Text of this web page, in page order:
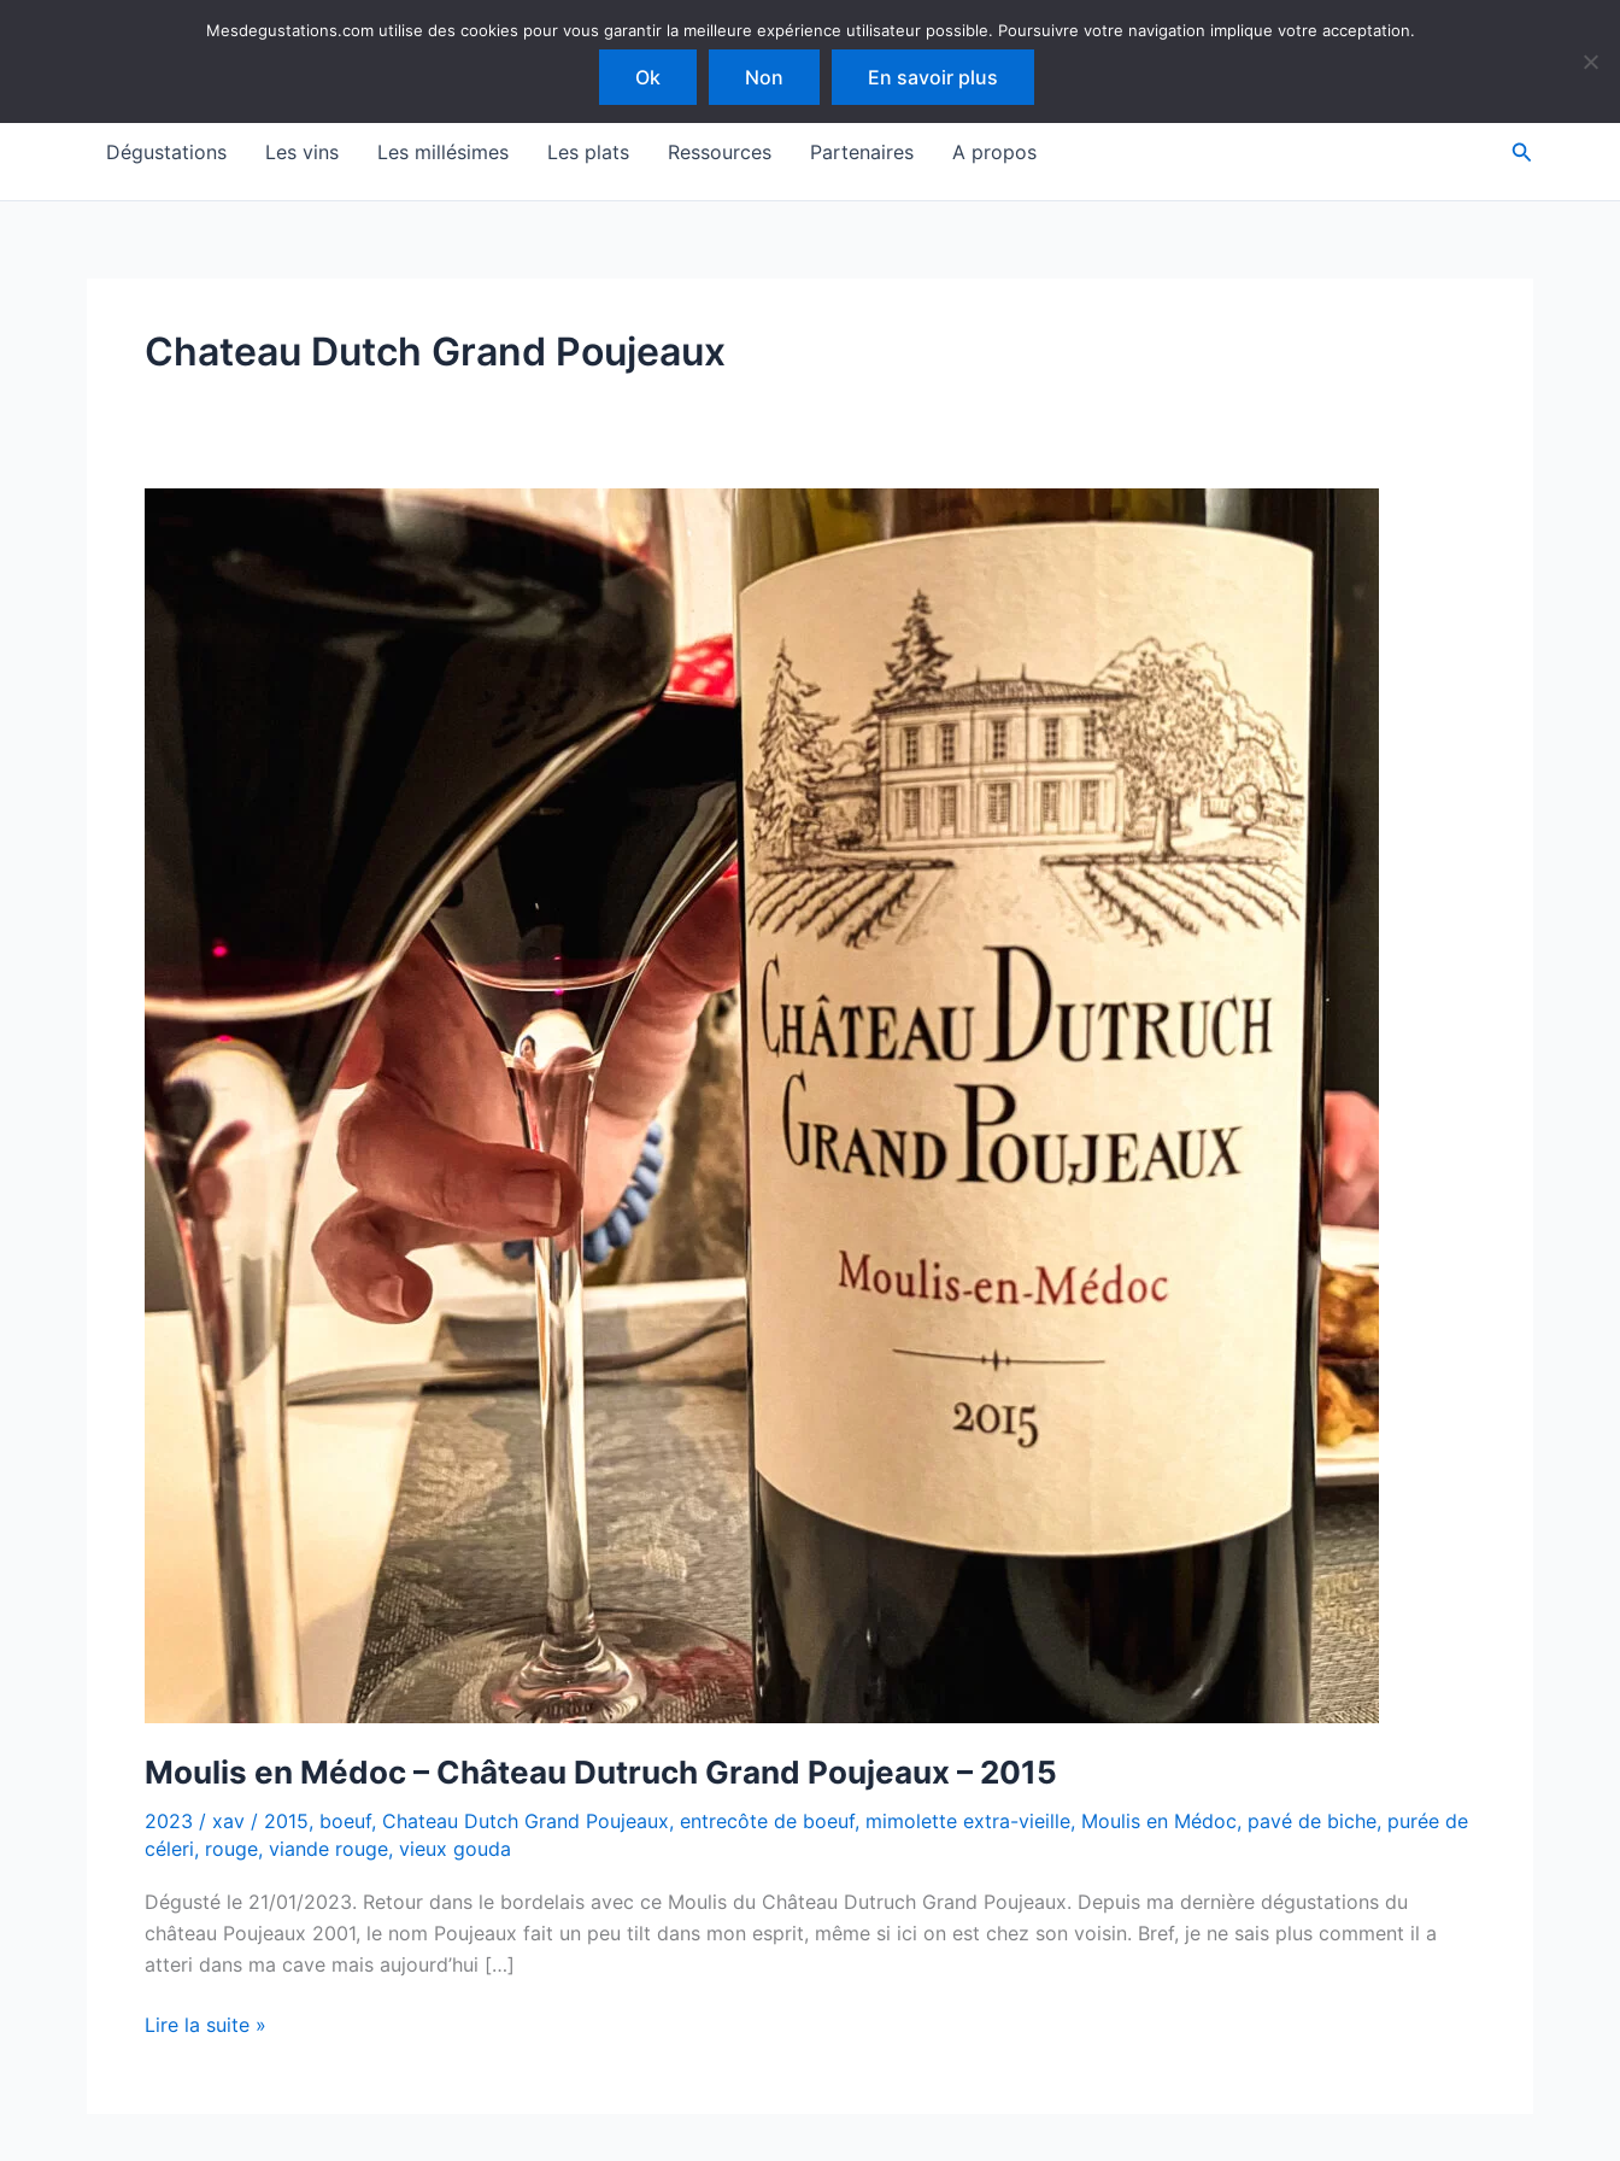
Mesdegustations
Dégustations Les vins Les millésimes Les plats Ressources Partenaires A propos
Chateau Dutch Grand Poujeaux
Moulis en Médoc – Château Dutruch Grand Poujeaux – 2015
2023 / xav / 2015, boeuf, Chateau Dutch Grand Poujeaux, entrecôte de boeuf, mimolette extra-vieille, Moulis en Médoc, pavé de biche, purée de
céleri, rouge, viande rouge, vieux gouda
Dégusté le 21/01/2023. Retour dans le bordelais avec ce Moulis du Château Dutruch Grand Poujeaux. Depuis ma dernière dégustations du
château Poujeaux 2001, le nom Poujeaux fait un peu tilt dans mon esprit, même si ici on est chez son voisin. Bref, je ne sais plus comment il a
atteri dans ma cave mais aujourd’hui […]
Moulis
Lire la suite »
Mesdegustations.com utilise des cookies pour vous garantir la meilleure expérience utilisateur possible. Poursuivre votre navigation implique votre acceptation.
Ok Non En savoir plus